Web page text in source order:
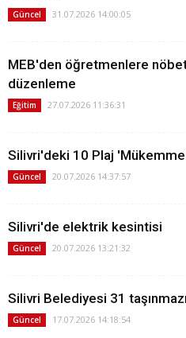
Güncel 31.07.2026 14:00:05
MEB'den öğretmenlere
düzenleme
Eğitim 27.07.2026 11:36:31
Silivri'deki 10 Plaj
Güncel 20.07.2026 14:37:57
Silivri'de elektrik kesintisi
Güncel 20.07.2026 13:21:32
Silivri Belediyesi 31
Güncel 17.07.2026 14:18:54